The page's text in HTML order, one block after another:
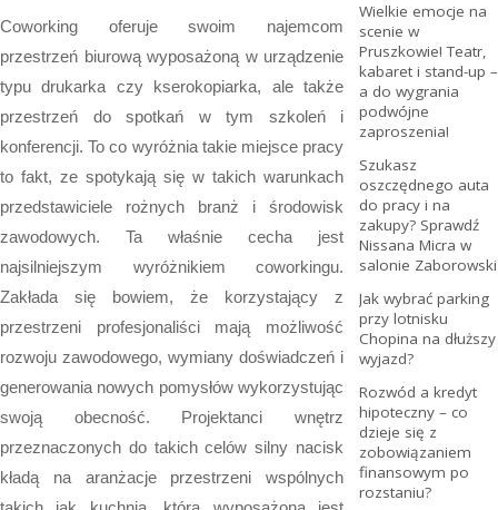
Coworking oferuje swoim najemcom
przestrzeń biurową wyposażoną w urządzenie
typu drukarka czy kserokopiarka, ale także
przestrzeń do spotkań w tym szkoleń i
konferencji. To co wyróżnia takie miejsce pracy
to fakt, ze spotykają się w takich warunkach
przedstawiciele rożnych branż i środowisk
zawodowych. Ta właśnie cecha jest
najsilniejszym wyróżnikiem coworkingu.
Zakłada się bowiem, że korzystający z
przestrzeni profesjonaliści mają możliwość
rozwoju zawodowego, wymiany doświadczeń i
generowania nowych pomysłów wykorzystując
swoją obecność. Projektanci wnętrz
przeznaczonych do takich celów silny nacisk
kładą na aranżacje przestrzeni wspólnych
Wielkie emocje na
scenie w
Pruszkowie! Teatr,
kabaret i stand-up –
a do wygrania
podwójne
zaproszenia!
Szukasz
oszczędnego auta
do pracy i na
zakupy? Sprawdź
Nissana Micra w
salonie Zaborowski
Jak wybrać parking
przy lotnisku
Chopina na dłuższy
wyjazd?
Rozwód a kredyt
hipoteczny – co
dzieje się z
zobowiązaniem
finansowym po
rozstaniu?